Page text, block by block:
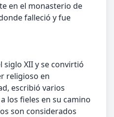
en el monasterio de
falleció y fue
siglo XII y se convirtió
religioso en
escribió varios
los fieles en su camino
son considerados